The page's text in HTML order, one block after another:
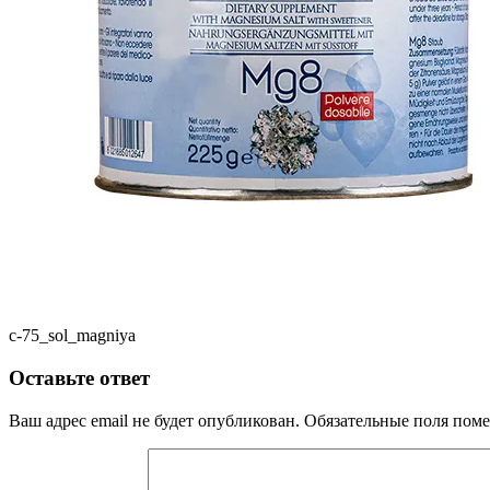
c-75_sol_magniya
Оставьте ответ
Ваш адрес email не будет опубликован. Обязательные поля